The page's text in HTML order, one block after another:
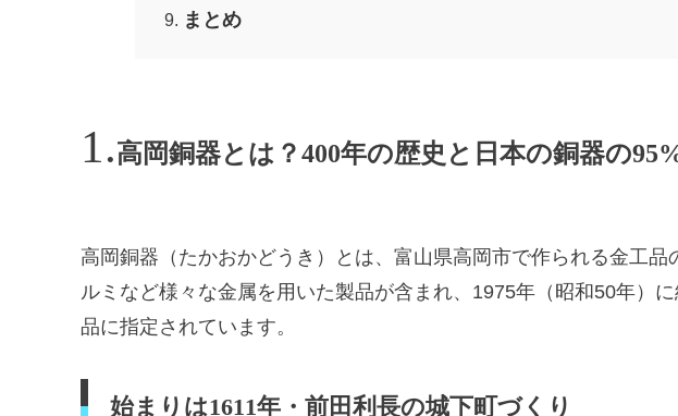
まとめ
高岡銅器とは？400年の歴史と日本の銅器の
高岡銅器（たかおかどうき）とは、富山県高岡市で作られる金工品
ルミなど様々な金属を用いた製品が含まれ、1975年（昭和50年）
品に指定されています。
始まりは1611年・前田利長の城下町づくり